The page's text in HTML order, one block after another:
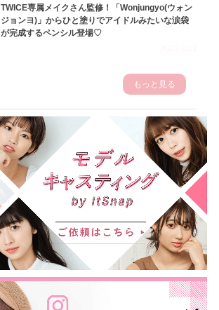
TWICE専属メイクさん監修！「Wonjungyo(ウォン
ジョンヨ)」からひと塗りでアイドルみたいな涙袋
が完成するペンシル登場♡
もっと見る